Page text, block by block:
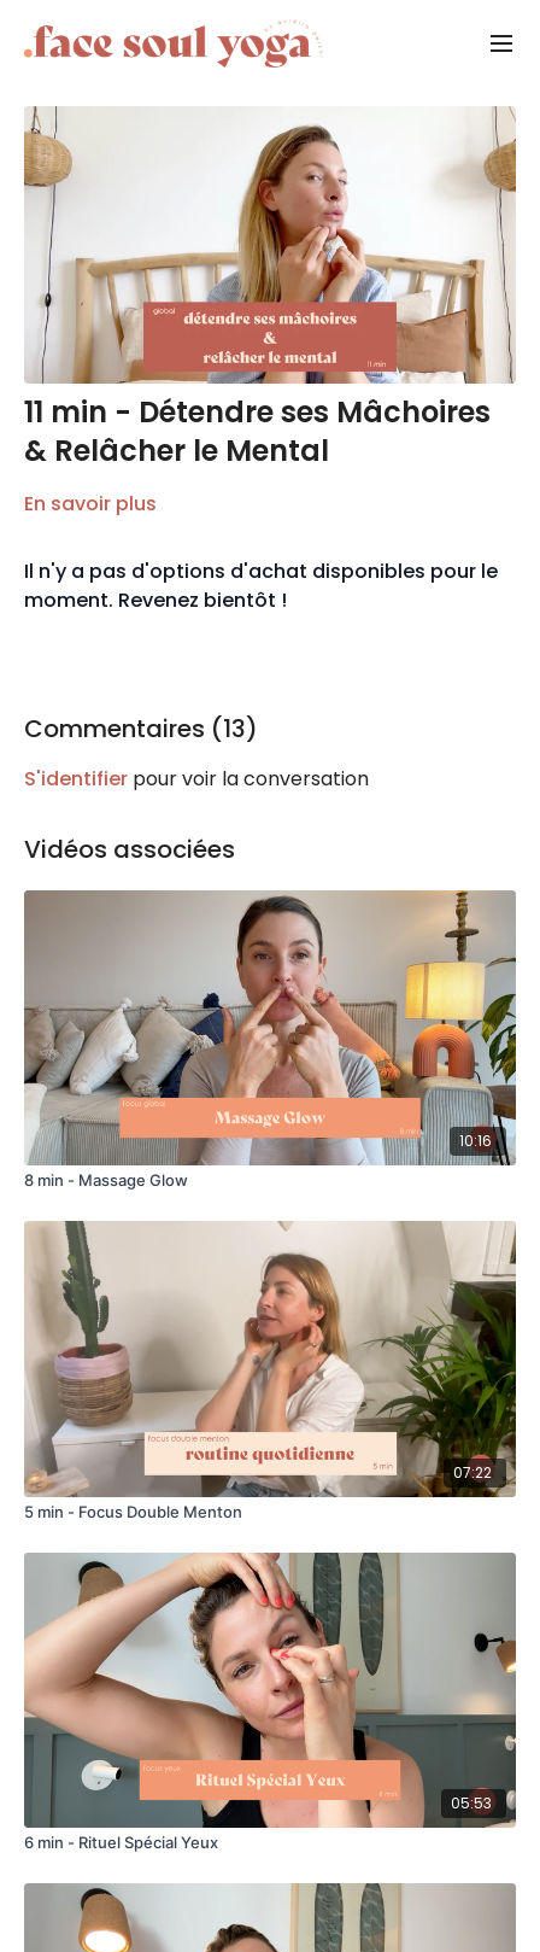
11 min - Détendre ses Mâchoires
& Relâcher le Mental
En savoir plus
Il n'y a pas d'options d'achat disponibles pour le
moment. Revenez bientôt !
Commentaires (13)
S'identifier pour voir la conversation
Vidéos associées
10:16
8 min - Massage Glow
07:22
5 min - Focus Double Menton
05:53
6 min - Rituel Spécial Yeux